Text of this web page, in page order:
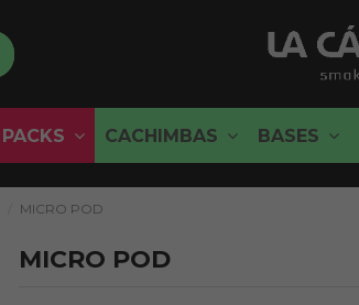
PACKS CACHIMBAS BASES
MICRO POD
MICRO POD